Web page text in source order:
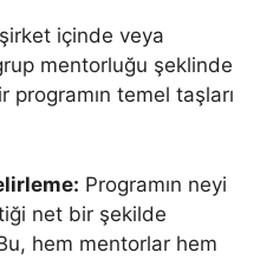
içinde veya
mentorluğu şeklinde
programın temel taşları
Programın neyi
net bir şekilde
hem mentorlar hem